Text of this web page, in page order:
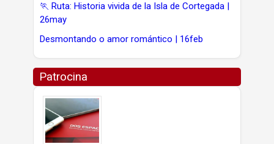
🏃 Ruta: Historia vivida de la Isla de Cortegada |
26may
Desmontando o amor romántico | 16feb
Patrocina